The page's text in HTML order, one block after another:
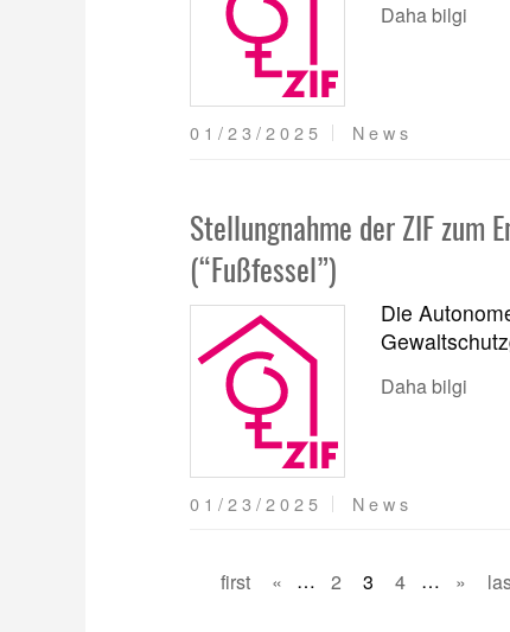
Daha bilgi
01/23/2025 News
Stellungnahme der ZIF zum
(“Fußfessel”)
Die
Daha bilgi
01/23/2025 News
first « … 2 3 4 … »